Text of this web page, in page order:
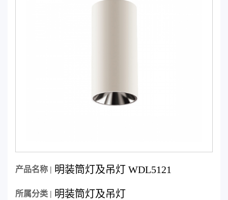
产品名称 | 明装筒灯及吊灯 WDL5121
所属分类 | 明装筒灯及吊灯